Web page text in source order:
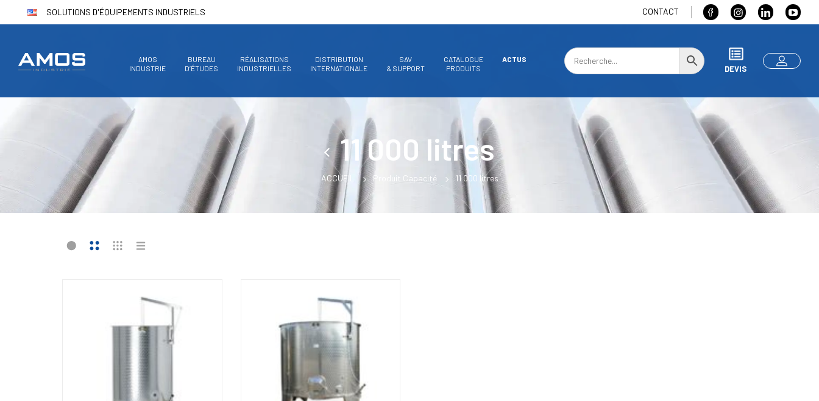
SOLUTIONS D'ÉQUIPEMENTS INDUSTRIELS CONTACT
AMOS
INDUSTRIE
BUREAU
D’ÉTUDES
RÉALISATIONS
INDUSTRIELLES
DISTRIBUTION
INTERNATIONALE
SAV
& SUPPORT
CATALOGUE
PRODUITS
ACTUS
DEVIS
11 000 litres
ACCUEIL Produit Capacité 11 000 litres